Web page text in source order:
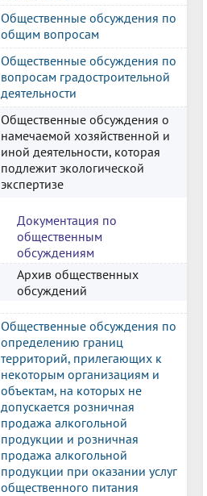
Общественные обсуждения по
общим вопросам
Общественные обсуждения по
вопросам градостроительной
деятельности
Общественные обсуждения о
намечаемой хозяйственной и
иной деятельности, которая
подлежит экологической
экспертизе
Документация по
общественным
обсуждениям
Архив общественных
обсуждений
Общественные обсуждения по
определению границ
территорий, прилегающих к
некоторым организациям и
объектам, на которых не
допускается розничная
продажа алкогольной
продукции и розничная
продажа алкогольной
продукции при оказании услуг
общественного питания